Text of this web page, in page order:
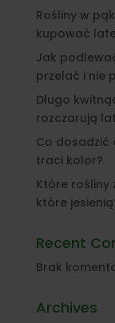
Rośliny w
kupować
Jak
przelać i nie
Długo
rozczarują
Co dosadzić
traci kolor?
Które rośliny
które
Recent
Brak
Archives